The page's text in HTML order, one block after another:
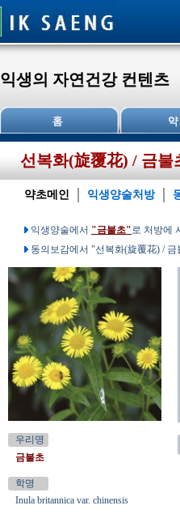
익생의 자연건강 컨텐츠
선복화(旋覆花) / 금불
약초메인 익생양술처방
익생양술에서 "금불초"로 처방에
동의보감에서 "선복화(旋覆花) /
우리명
금불초
학명
Inula britannica var. chinensis